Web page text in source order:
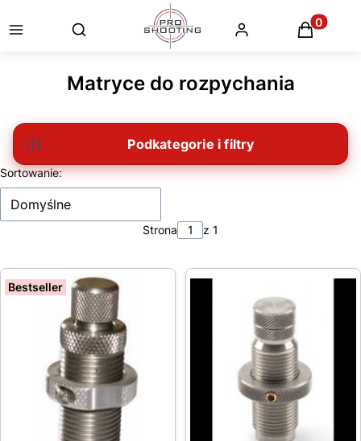
Otwórz wyszukiwarkę
Matryce do rozpychania
Filtry
Lista produktów
Sortowanie:
Domyślne
Strona z 1
Bestseller